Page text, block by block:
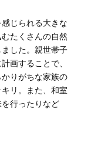
じられる大きな
たくさんの自然
した。親世帯子
画することで、
りがちな家族の
リ。また、和室
行ったりなど